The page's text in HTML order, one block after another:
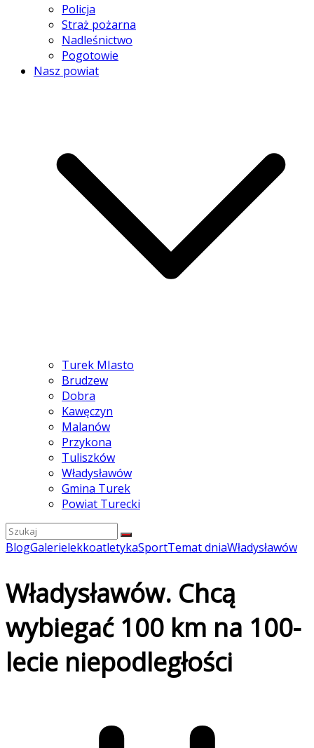
Policja
Straż pożarna
Nadleśnictwo
Pogotowie
Nasz powiat
Turek MIasto
Brudzew
Dobra
Kawęczyn
Malanów
Przykona
Tuliszków
Władysławów
Gmina Turek
Powiat Turecki
BlogGalerielekkoatletykaSportTemat dniaWładysławów
Władysławów. Chcą
wybiegać 100 km na 100-
lecie niepodległości